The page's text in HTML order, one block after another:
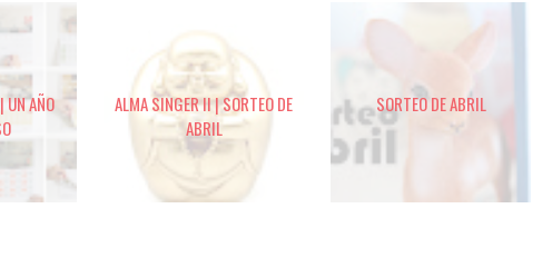
UN AÑO
ALMA SINGER II | SORTEO DE
ABRIL
SORTEO DE ABRIL